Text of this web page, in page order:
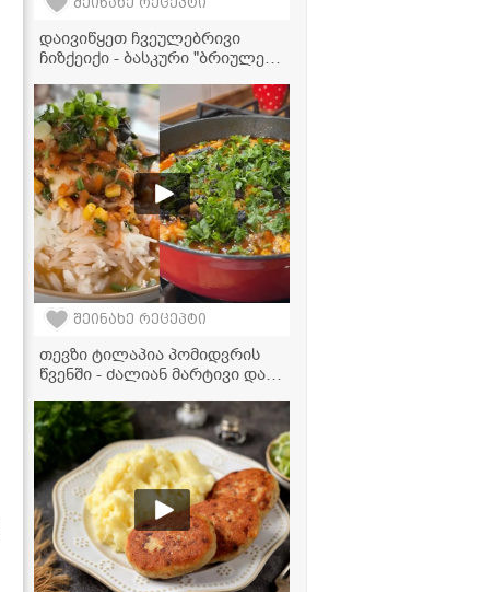
დაივიწყეთ ჩვეულებრივი
ჩიზქეიქი - ბასკური "ბრიულე",
იპყრობს!
შეინახე რეცეპტი
თევზი ტილაპია პომიდვრის
წვენში - ძალიან მარტივი და
ყველას მოეწონება